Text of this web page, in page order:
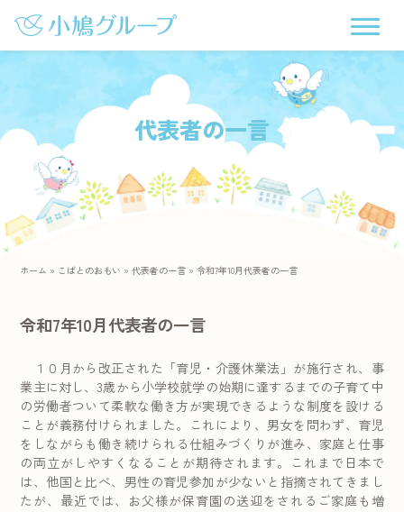
代表者の一言
ホーム » こばとのおもい »代表者の一言 »令和7年10月代表者の一言
令和7年10月代表者の一言
１０月から改正された「育児・介護休業法」が施行され、事
業主に対し、3歳から小学校就学の始期に達するまでの子育て中
の労働者ついて柔軟な働き方が実現できるような制度を設ける
ことが義務付けられました。これにより、男女を問わず、育児
をしながらも働き続けられる仕組みづくりが進み、家庭と仕事
の両立がしやすくなることが期待されます。これまで日本で
は、他国と比べ、男性の育児参加が少ないと指摘されてきまし
たが、最近では、お父様が保育園の送迎をされるご家庭も増